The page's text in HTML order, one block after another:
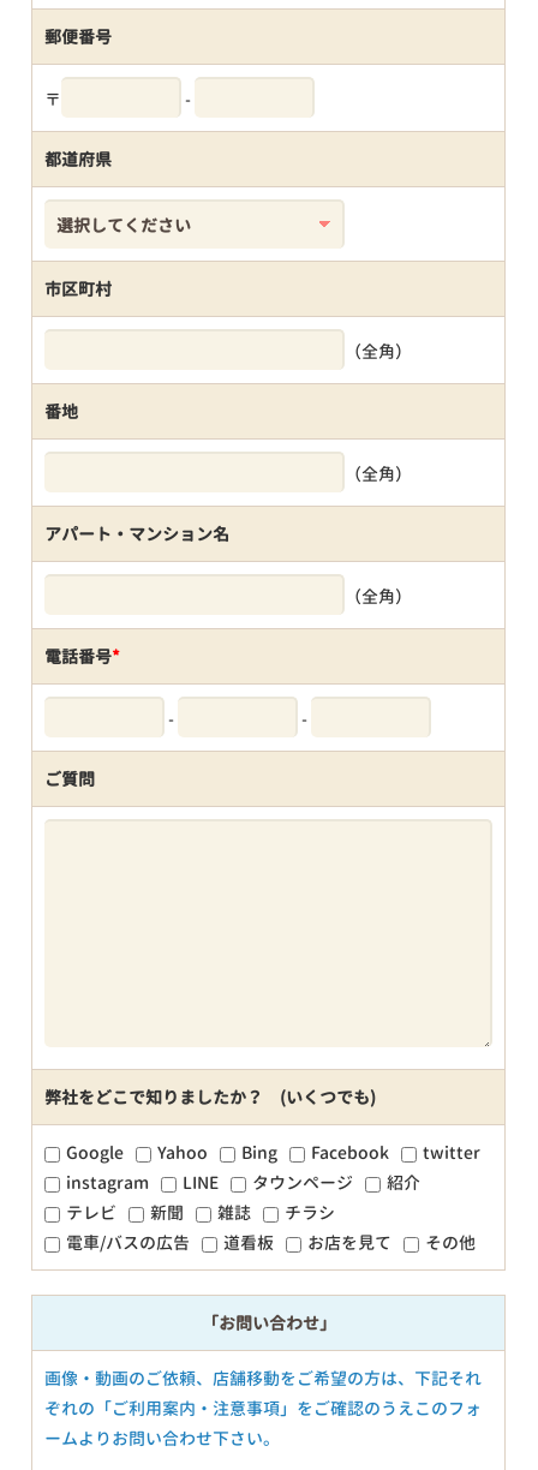
郵便番号
〒 -
都道府県
市区町村
（全角）
番地
（全角）
アパート・マンション名
（全角）
電話番号*
- -
ご質問
弊社をどこで知りましたか？ (いくつでも)
Google Yahoo Bing Facebook
twitter
instagram
LINE タウンページ
紹介
テレビ
新聞 雑誌
チラシ
電車/バスの広告
道看板 お店を見て その他
「お問い合わせ」
画像・動画のご依頼、店舗移動をご希望の方は、下記それ
ぞれの「ご利用案内・注意事項」をご確認のうえこのフォ
ームよりお問い合わせ下さい。